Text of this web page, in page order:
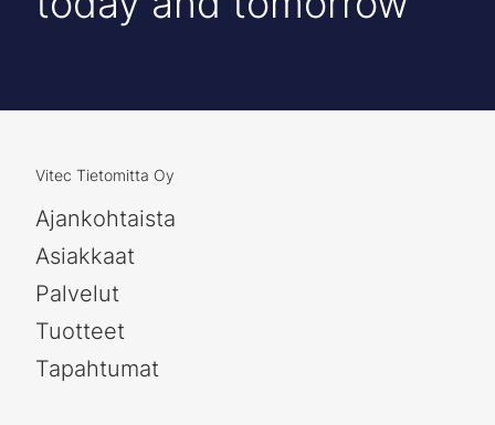
Vitec Tietomitta Oy
Ajankohtaista
Asiakkaat
Palvelut
Tuotteet
Tapahtumat